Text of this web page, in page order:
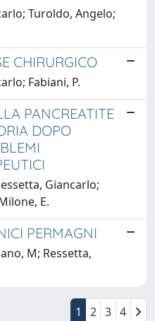
Turoldo, Angelo;
CHIRURGICO
Fabiani, P.
PANCREATITE
DOPO
Giancarlo;
E.
PERMAGNI
M; Ressetta,
1 2 3 4